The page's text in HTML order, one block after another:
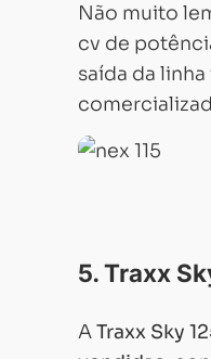
Não muito
cv de
saída da
5. Traxx
ATraxx Sky